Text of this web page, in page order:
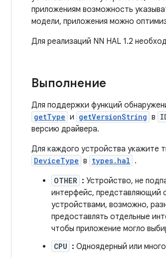
приложениям возможность
модели, приложения можно
Для реализаций NN HAL 1.2
Выполнение
Для поддержки функций
getType и getVersionString в
версию драйвера.
Для каждого устройства укажите
DeviceType в types.hal .
OTHER : Устройство, не
интерфейс, представляющий
устройствами, возможно,
предоставлять отдельные
чтобы приложение могло
CPU : Одноядерный или